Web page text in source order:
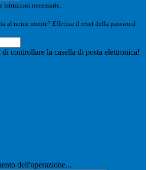
necessarie.
al nome utente? Effettua il reset della password
controllare la casella di posta elettronica!
dell'operazione...